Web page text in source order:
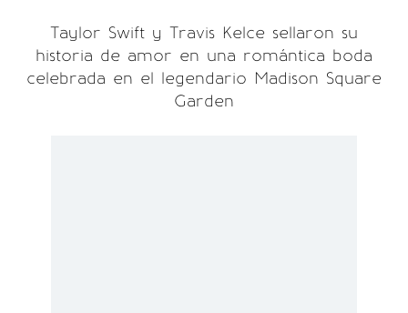
Taylor Swift y Travis Kelce sellaron su
historia de amor en una romántica boda
celebrada en el legendario Madison Square
Garden